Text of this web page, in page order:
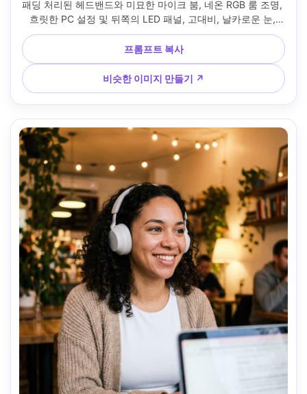
패딩 처리된 헤드밴드와 미묘한 마이크 붐, 네온 RGB 룸 조명,
흐릿한 PC 설정 및 뒤쪽의 LED 패널, 고대비, 날카로운 눈,
Sony A7S III 35mm f/1.4로 촬영, 하프 바디 프레임, 포토리얼
리즘, 스트리머 미학 --ar 4:5
프롬프트 복사
비슷한 이미지 만들기 ↗